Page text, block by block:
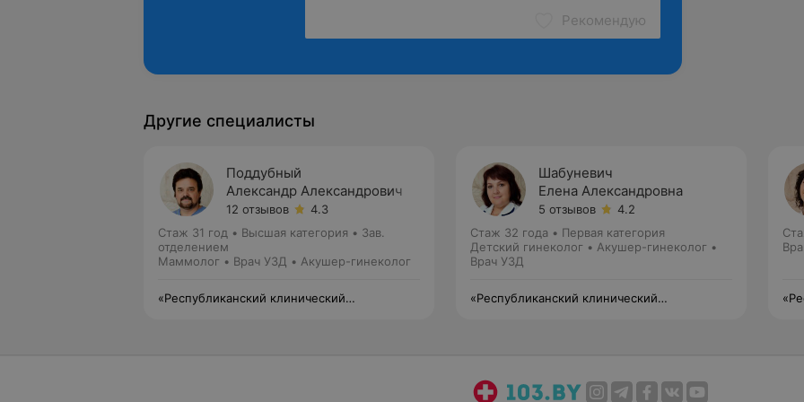
Рекомендую
Другие специалисты
Поддубный
Александр Александрович
12 отзывов
4.3
Стаж 31 год • Высшая категория • Зав.
отделением
Маммолог • Врач УЗД • Акушер-гинеколог
«Республиканский клинический
Шабуневич
Елена Александровна
5 отзывов
4.2
Стаж 32 года • Первая категория
Детский гинеколог • Акушер-гинеколог •
Врач УЗД
«Республиканский клинический